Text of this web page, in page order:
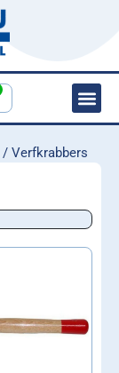
/ Verfkrabbers